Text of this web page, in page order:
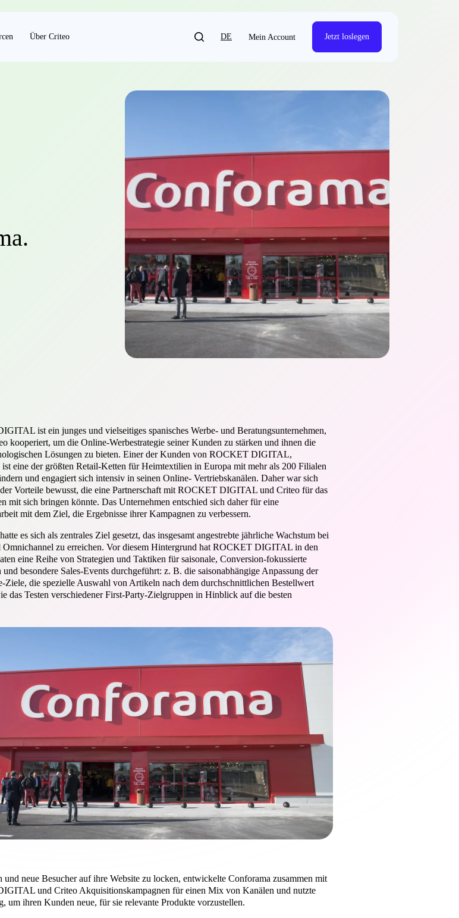
Über Criteo DE Mein Account Jetzt loslegen
ist ein junges und vielseitiges spanisches Werbe- und Beratungsunternehmen,
kooperiert, um die Online-Werbestrategie seiner Kunden zu stärken und ihnen die
Lösungen zu bieten. Einer der Kunden von ROCKET DIGITAL,
eine der größten Retail-Ketten für Heimtextilien in Europa mit mehr als 200 Filialen
und engagiert sich intensiv in seinen Online- Vertriebskanälen. Daher war sich
Vorteile bewusst, die eine Partnerschaft mit ROCKET DIGITAL und Criteo für das
mit sich bringen könnte. Das Unternehmen entschied sich daher für eine
mit dem Ziel, die Ergebnisse ihrer Kampagnen zu verbessern.
es sich als zentrales Ziel gesetzt, das insgesamt angestrebte jährliche Wachstum bei
Omnichannel zu erreichen. Vor diesem Hintergrund hat ROCKET DIGITAL in den
eine Reihe von Strategien und Taktiken für saisonale, Conversion-fokussierte
und besondere Sales-Events durchgeführt: z. B. die saisonabhängige Anpassung der
Ziele, die spezielle Auswahl von Artikeln nach dem durchschnittlichen Bestellwert
das Testen verschiedener First-Party-Zielgruppen in Hinblick auf die besten
und neue Besucher auf ihre Website zu locken, entwickelte Conforama zusammen mit
und Criteo Akquisitionskampagnen für einen Mix von Kanälen und nutzte
um ihren Kunden neue, für sie relevante Produkte vorzustellen.